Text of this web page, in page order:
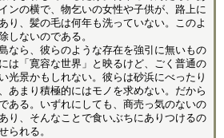
ンの横で、物乞いの女性や子供が、路上に
り、髪の毛は何年も洗っていない。このよ
しないのである。
なら、彼らのような存在を強引に無いもの
は「寛容な世界」と映るけど、ごく普通の
光景かもしれない。彼らは砂浜にべったり
あまり積極的にはモノを求めない。だから
ある。いずれにしても、商売っ気のないの
り、そんなことで食いぶちにありつけるの
られる。